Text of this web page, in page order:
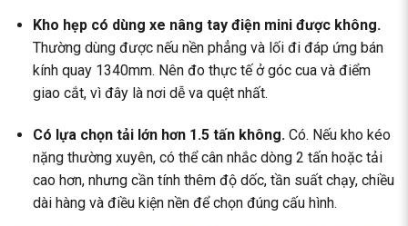
Kho hẹp có dùng xe nâng tay điện mini được không.
Thường dùng được nếu nền phẳng và lối đi đáp ứng bán
kính quay 1340mm. Nên đo thực tế ở góc cua và điểm
giao cắt, vì đây là nơi dễ va quệt nhất.
Có lựa chọn tải lớn hơn 1.5 tấn không.Có. Nếu kho kéo
nặng thường xuyên, có thể cân nhắc dòng 2 tấnhoặc tải
cao hơn, nhưng cần tính thêm độ dốc, tần suất chạy, chiều
dài hàng và điều kiện nền để chọn đúng cấu hình.